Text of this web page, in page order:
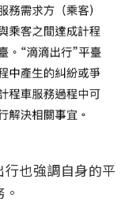
也強調自身的平